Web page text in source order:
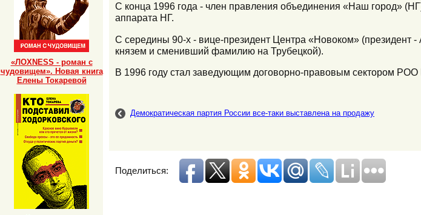
С конца 1996 года - член правления объединения «Наш город»
аппарата НГ.
С середины 90-х - вице-президент Центра «Новоком»
князем и сменивший фамилию на Трубецкой).
В 1996 году стал заведующим договорно-правовым сектором
Демократическая партия России все-таки выставлена на продажу
Поделиться:
«ЛОХNESS - роман с
чудовищем». Новая книга
Елены Токаревой